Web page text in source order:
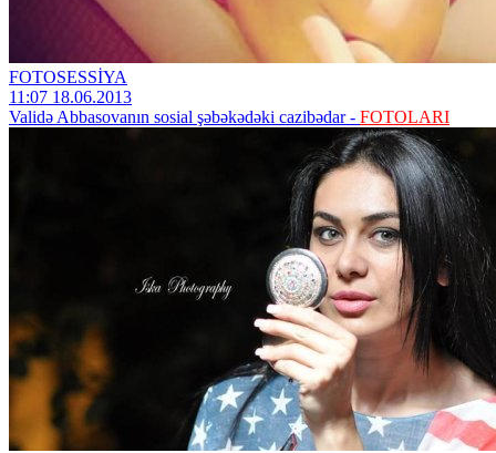
FOTOSESSİYA
11:07 18.06.2013
Validə Abbasovanın sosial şəbəkədəki cazibədar - FOTOLARI